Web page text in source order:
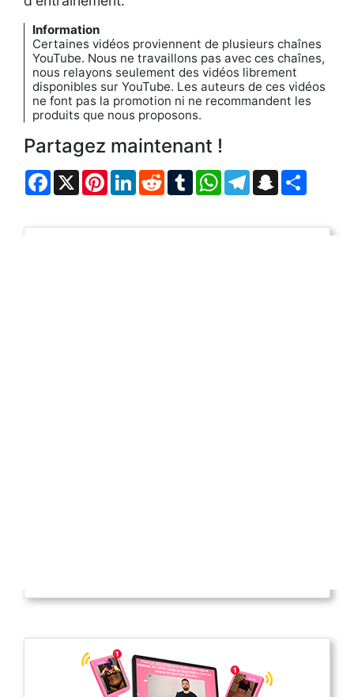
Information
Certaines vidéos proviennent de plusieurs chaînes
YouTube. Nous ne travaillons pas avec ces chaînes,
nous relayons seulement des vidéos librement
disponibles sur YouTube. Les auteurs de ces vidéos
ne font pas la promotion ni ne recommandent les
produits que nous proposons.
Partagez maintenant !
Facebook
X PinterestLinkedIn
RedditTumblrWhatsApp
TelegramSnapchat